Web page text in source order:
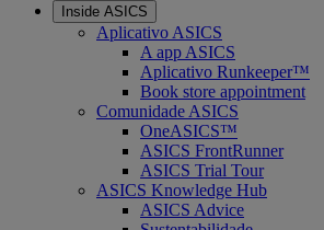
Inside ASICS
Aplicativo ASICS
A app ASICS
Aplicativo Runkeeper™
Book store appointment
Comunidade ASICS
OneASICS™
ASICS FrontRunner
ASICS Trial Tour
ASICS Knowledge Hub
ASICS Advice